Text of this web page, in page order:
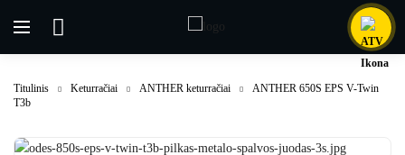
Titulinis Keturračiai ANTHER keturračiai
ANTHER 650S EPS V-Twin
T3b